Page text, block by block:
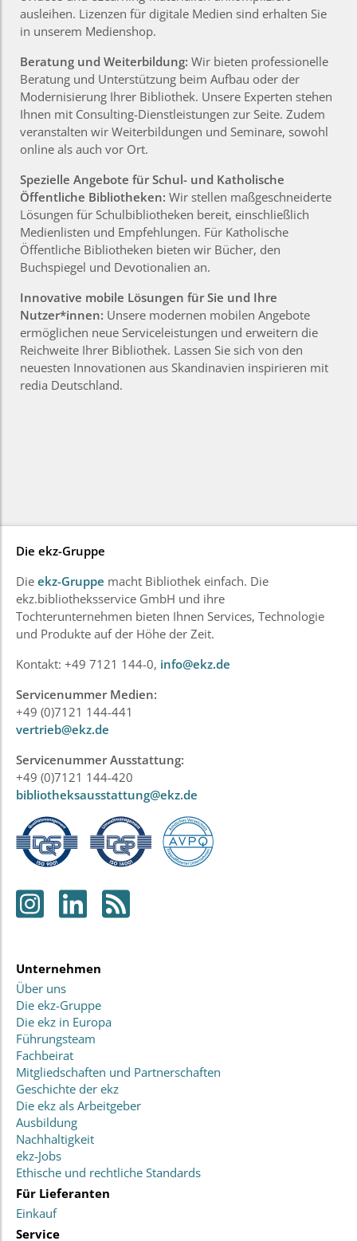
ausleihen. Lizenzen für digitale Medien sind erhalten Sie
in unserem Medienshop.
Beratung und Weiterbildung: Wir bieten professionelle
Beratung und Unterstützung beim Aufbau oder der
Modernisierung Ihrer Bibliothek. Unsere Experten stehen
Ihnen mit Consulting-Dienstleistungen zur Seite. Zudem
veranstalten wir Weiterbildungen und Seminare, sowohl
online als auch vor Ort.
Spezielle Angebote für Schul- und Katholische
Öffentliche Bibliotheken: Wir stellen maßgeschneiderte
Lösungen für Schulbibliotheken bereit, einschließlich
Medienlisten und Empfehlungen. Für Katholische
Öffentliche Bibliotheken bieten wir Bücher, den
Buchspiegel und Devotionalien an.
Innovative mobile Lösungen für Sie und Ihre
Nutzer*innen: Unsere modernen mobilen Angebote
ermöglichen neue Serviceleistungen und erweitern die
Reichweite Ihrer Bibliothek. Lassen Sie sich von den
neuesten Innovationen aus Skandinavien inspirieren mit
redia Deutschland.
Die ekz-Gruppe
Die ekz-Gruppe macht Bibliothek einfach. Die
ekz.bibliotheksservice GmbH und ihre
Tochterunternehmen bieten Ihnen Services, Technologie
und Produkte auf der Höhe der Zeit.
Kontakt: +49 7121 144-0, info@ekz.de
Servicenummer Medien:
+49 (0)7121 144-441
vertrieb@ekz.de
Servicenummer Ausstattung:
+49 (0)7121 144-420
bibliotheksausstattung@ekz.de
Unternehmen
Über uns
Die ekz-Gruppe
Die ekz in Europa
Führungsteam
Fachbeirat
Mitgliedschaften und Partnerschaften
Geschichte der ekz
Die ekz als Arbeitgeber
Ausbildung
Nachhaltigkeit
ekz-Jobs
Ethische und rechtliche Standards
Für Lieferanten
Einkauf
Service